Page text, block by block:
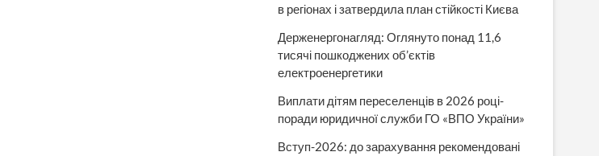
в регіонах і затвердила план стійкості Києва
Держенергонагляд: Оглянуто понад 11,6
тисячі пошкоджених об’єктів
електроенергетики
Виплати дітям переселенців в 2026 році-
поради юридичної служби ГО «ВПО України»
Вступ-2026: до зарахування рекомендовані